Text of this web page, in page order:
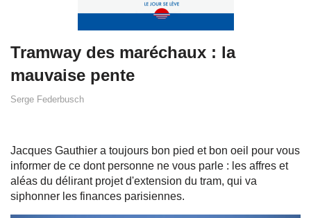
Tramway des maréchaux : la
mauvaise pente
Serge Federbusch
Jacques Gauthier a toujours bon pied et bon oeil pour vous
informer de ce dont personne ne vous parle : les affres et
aléas du délirant projet d'extension du tram, qui va
siphonner les finances parisiennes.